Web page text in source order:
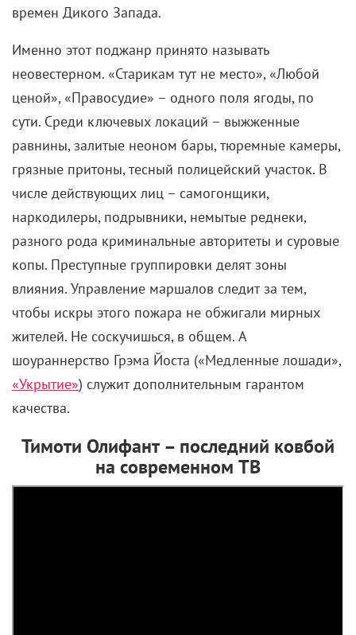
неовестерном. «Старикам тут не место», «Любой
ценой», «Правосудие» – одного поля ягоды, по
сути. Среди ключевых локаций – выжженные
равнины, залитые неоном бары, тюремные камеры,
грязные притоны, тесный полицейский участок. В
числе действующих лиц – самогонщики,
наркодилеры, подрывники, немытые реднеки,
разного рода криминальные авторитеты и суровые
копы. Преступные группировки делят зоны
влияния. Управление маршалов следит за тем,
чтобы искры этого пожара не обжигали мирных
жителей. Не соскучишься, в общем. А
шоураннерство Грэма Йоста («Медленные лошади»,
«Укрытие») служит дополнительным гарантом
качества.
на современном ТВ